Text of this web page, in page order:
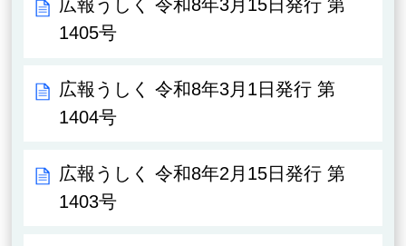
広報うしく 令和8年3月15日発行 第
1405号
広報うしく 令和8年3月1日発行 第
1404号
広報うしく 令和8年2月15日発行 第
1403号